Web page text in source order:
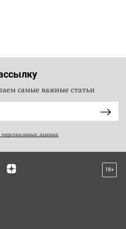
самые важные статьи
персональных данных
18+